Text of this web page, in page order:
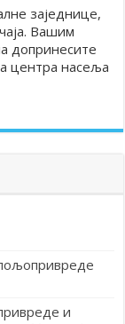
заједнице,
Вашим
допринесите
центра насеља
и